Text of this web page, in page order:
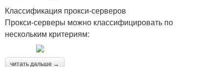
Классификация прокси-серверов
Прокси-серверы можно классифицировать по
нескольким критериям:
читать дальше →